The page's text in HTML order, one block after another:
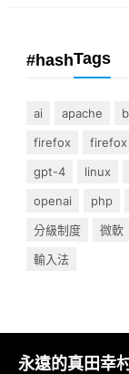
#hashTags
ai apache
firefox
firefox
gpt-4
linux
openai
php
分級制度
微軟
輸入法
永遠的真田幸